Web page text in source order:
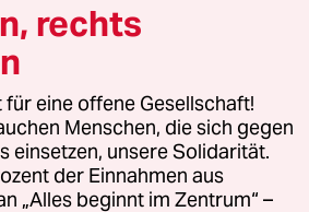
Vertriebs GmbH
rechtlichen Fragen oder für Genehmigungen
lizenzen@taz.de
Kommune-Richtlinien
rechts
eine offene Gesellschaft!
Menschen, die sich gegen
einsetzen, unsere Solidarität.
der Einnahmen aus
„Alles beginnt im Zentrum“ –